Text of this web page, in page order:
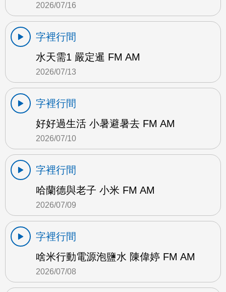
2026/07/16
字裡行間
水天需1 嚴定暹 FM AM
2026/07/13
字裡行間
好好過生活 小暑避暑去 FM AM
2026/07/10
字裡行間
哈蘭德與老子 小米 FM AM
2026/07/09
字裡行間
啥米行動電源泡鹽水 陳偉婷 FM AM
2026/07/08